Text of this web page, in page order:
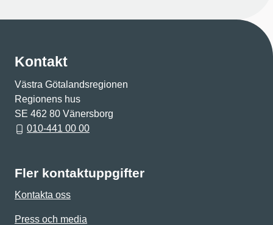
Kontakt
Västra Götalandsregionen
Regionens hus
SE 462 80 Vänersborg
010-441 00 00
Fler kontaktuppgifter
Kontakta oss
Press och media